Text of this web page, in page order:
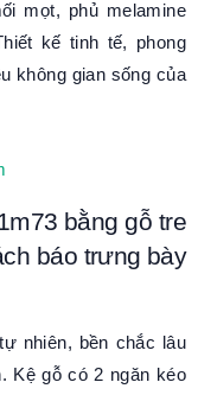
mọt, phủ melamine
kế tinh tế, phong
không gian sống của
bằng gỗ tre
báo trưng bày
nhiên, bền chắc lâu
Kệ gỗ có 2 ngăn kéo